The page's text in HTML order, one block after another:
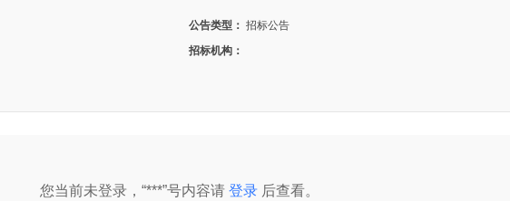
公告类型： 招标公告
招标机构：
您当前未登录，“***”号内容请 登录 后查看。